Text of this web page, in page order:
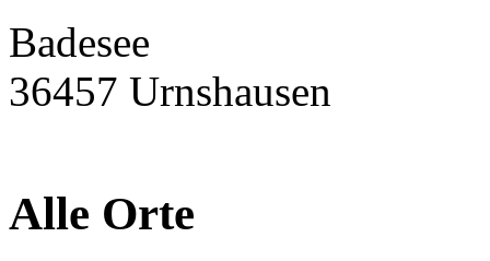
Badesee
36457 Urnshausen
Alle Orte